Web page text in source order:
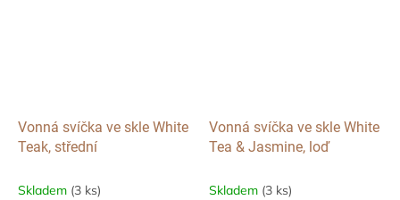
Vonná svíčka ve skle White
Teak, střední
Skladem (3 ks)
Vonná svíčka ve skle White
Tea & Jasmine, loď
Skladem (3 ks)